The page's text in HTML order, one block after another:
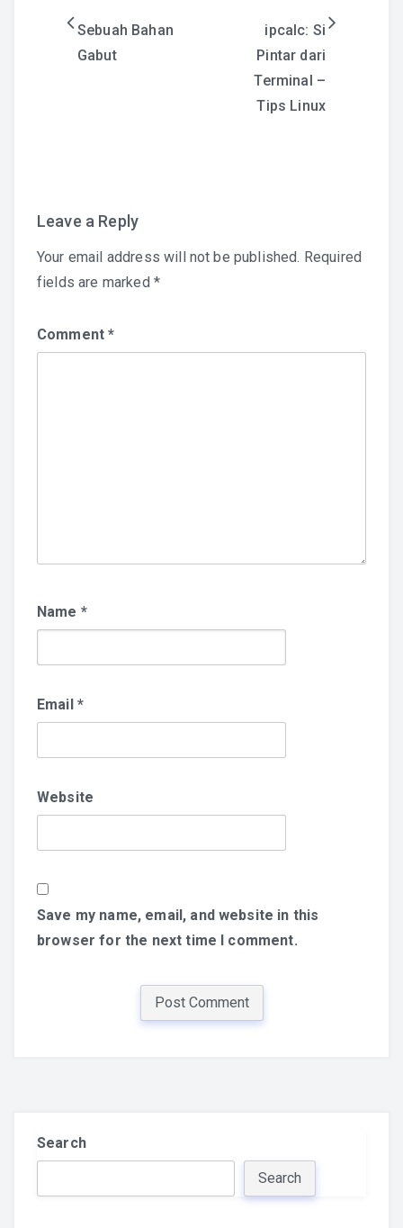
Post
navigation
Sebuah Bahan
Gabut
ipcalc: Si
Pintar dari
Terminal –
Tips Linux
Leave a Reply
Your email address will not be published. Required
fields are marked *
Comment*
Name *
Email *
Website
Save my name, email, and website in this
browser for the next time I comment.
Search
Search